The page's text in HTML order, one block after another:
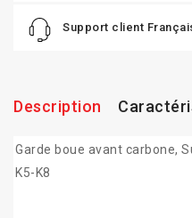
Support client
Description
Garde boue avant carbone,
K5-K8